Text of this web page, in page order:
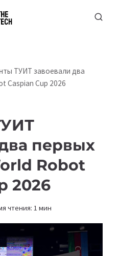
ТУИТ завоевали два
Caspian Cup 2026
первых
Robot
2026
чтения: 1 мин